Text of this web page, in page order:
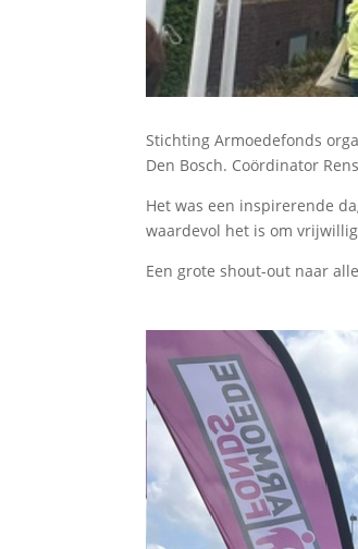
Stichting Armoedefonds
Den Bosch. Coördinator
Het was een inspirerende
waardevol het is om
Een grote shout-out naar